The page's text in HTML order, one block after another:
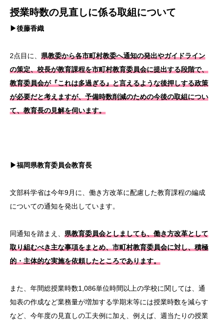
授業時数の見直しに係る取組について
▶後藤香織
2点目に、 県教委から各市町村教委へ通知の発出やガイドライン
の策定、校長が教育課程を市町村教育委員会に提出する段階で、
教育委員会が『これは多過ぎる』と言えるような後押しする政策
が必要だと考えますが、予備時数削減のための今後の取組につい
て、教育長の見解を伺います。
▶福岡県教育委員会教育長
文部科学省は今年9月に、働き方改革に配慮した教育課程の編成
についての通知を発出しています。
同通知を踏まえ、 県教育委員会としましても、働き方改革として
取り組むべき主な事項をまとめ、市町村教育委員会に対し、積極
的・主体的な実施を依頼したところであります。
また、年間総授業時数1,086単位時間以上の学校に関しては、通
知表の作成など業務量が増加する学期末等には授業時数を減らす
など、今年度の見直しの工夫例に加え、例えば、週当たりの授業